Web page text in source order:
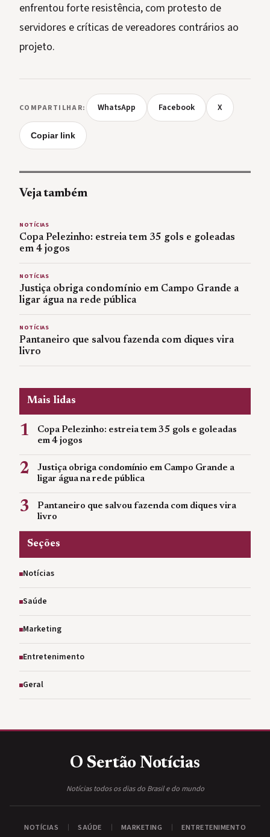
enfrentou forte resistência, com protesto de
servidores e críticas de vereadores contrários ao
projeto.
COMPARTILHAR: WhatsApp Facebook X
Copiar link
Veja também
NOTÍCIAS
Copa Pelezinho: estreia tem 35 gols e goleadas
em 4 jogos
NOTÍCIAS
Justiça obriga condomínio em Campo Grande a
ligar água na rede pública
NOTÍCIAS
Pantaneiro que salvou fazenda com diques vira
livro
Mais lidas
1
Copa Pelezinho: estreia tem 35 gols e goleadas
em 4 jogos
2
Justiça obriga condomínio em Campo Grande a
ligar água na rede pública
3
Pantaneiro que salvou fazenda com diques vira
livro
Seções
Notícias
Saúde
Marketing
Entretenimento
Geral
O Sertão Notícias
Notícias todos os dias do Brasil e do mundo
NOTÍCIAS SAÚDE MARKETING ENTRETENIMENTO